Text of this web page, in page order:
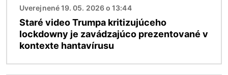
Uverejnené 19. 05. 2026 o 13:44
Staré video Trumpa kritizujúceho
lockdowny je zavádzajúco prezentované v
kontexte hantavírusu